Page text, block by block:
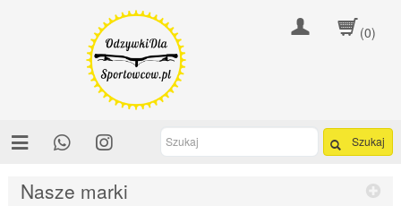
(0)
Szukaj
Nasze marki